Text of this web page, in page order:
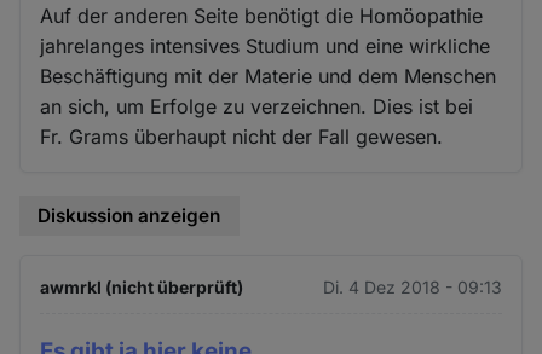
Auf der anderen Seite benötigt die Homöopathie
jahrelanges intensives Studium und eine wirkliche
Beschäftigung mit der Materie und dem Menschen
an sich, um Erfolge zu verzeichnen. Dies ist bei
Fr. Grams überhaupt nicht der Fall gewesen.
Diskussion anzeigen
awmrkl (nicht überprüft) Di. 4 Dez 2018 - 09:13